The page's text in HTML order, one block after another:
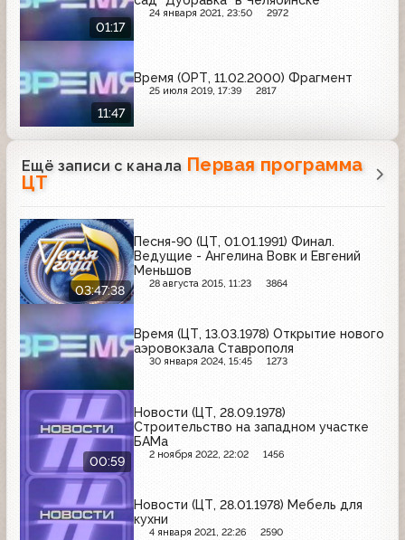
01:17
24 января 2021, 23:50 2972
11:47
Время (ОРТ, 11.02.2000) Фрагмент
25 июля 2019, 17:39 2817
Ещё записи с канала Первая программа
ЦТ
03:47:38
Песня-90 (ЦТ, 01.01.1991) Финал.
Ведущие - Ангелина Вовк и Евгений
Меньшов
28 августа 2015, 11:23 3864
Время (ЦТ, 13.03.1978) Открытие нового
аэровокзала Ставрополя
30 января 2024, 15:45 1273
00:59
Новости (ЦТ, 28.09.1978)
Строительство на западном участке
БАМа
2 ноября 2022, 22:02 1456
Новости (ЦТ, 28.01.1978) Мебель для
кухни
4 января 2021, 22:26 2590